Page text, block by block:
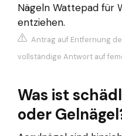
Nägeln Wattepad für
entziehen.
Antrag auf Entfernung
vollständige Antwort auf
Was ist
oder